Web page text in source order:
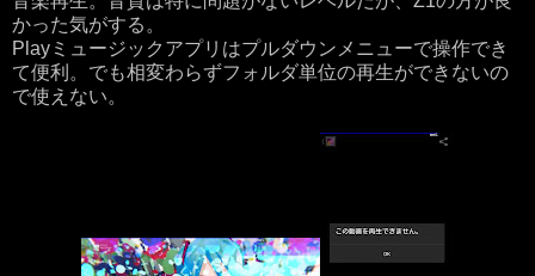
かった気がする。
Playミュージックアプリはプルダウンメニューで操作でき
て便利。でも相変わらずフォルダ単位の再生ができないの
で使えない。